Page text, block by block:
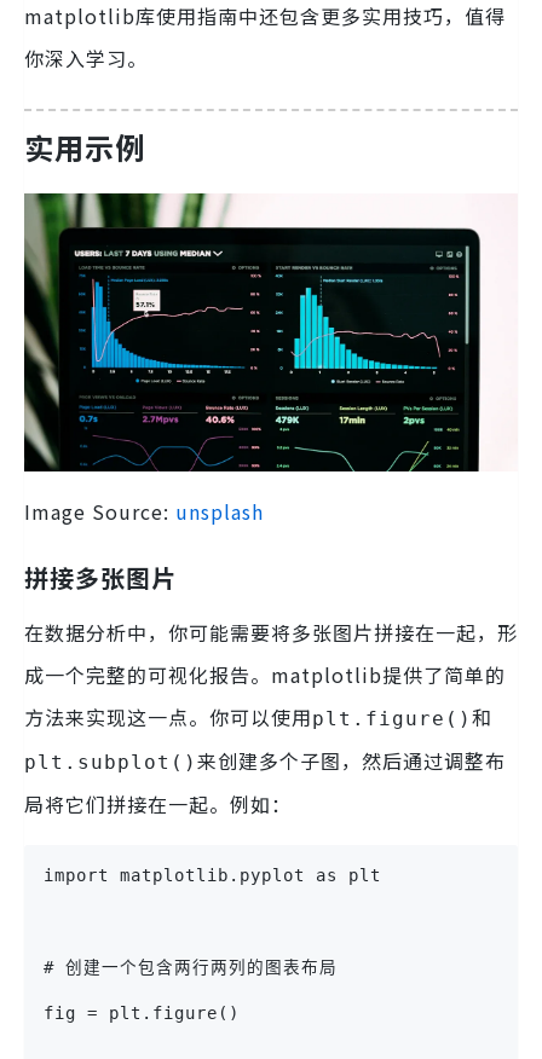
matplotlib库使用指南中还包含更多实用技巧，值得
你深入学习。
实用示例
Image Source: unsplash
拼接多张图片
在数据分析中，你可能需要将多张图片拼接在一起，形
成一个完整的可视化报告。matplotlib提供了简单的
方法来实现这一点。你可以使用plt.figure() 和
plt.subplot() 来创建多个子图，然后通过调整布
局将它们拼接在一起。例如：
import matplotlib.pyplot as plt
# 创建一个包含两行两列的图表布局
fig = plt.figure()